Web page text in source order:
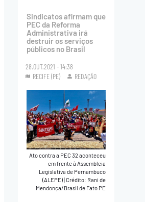
Sindicatos afirmam que
PEC da Reforma
Administrativa irá
destruir os serviços
públicos no Brasil
28.OUT.2021 - 14:38
RECIFE (PE)
REDAÇÃO
Ato contra a PEC 32 aconteceu
em frente à Assembleia
Legislativa de Pernambuco
(ALEPE)|Crédito: Rani de
Mendonça/Brasil de Fato PE